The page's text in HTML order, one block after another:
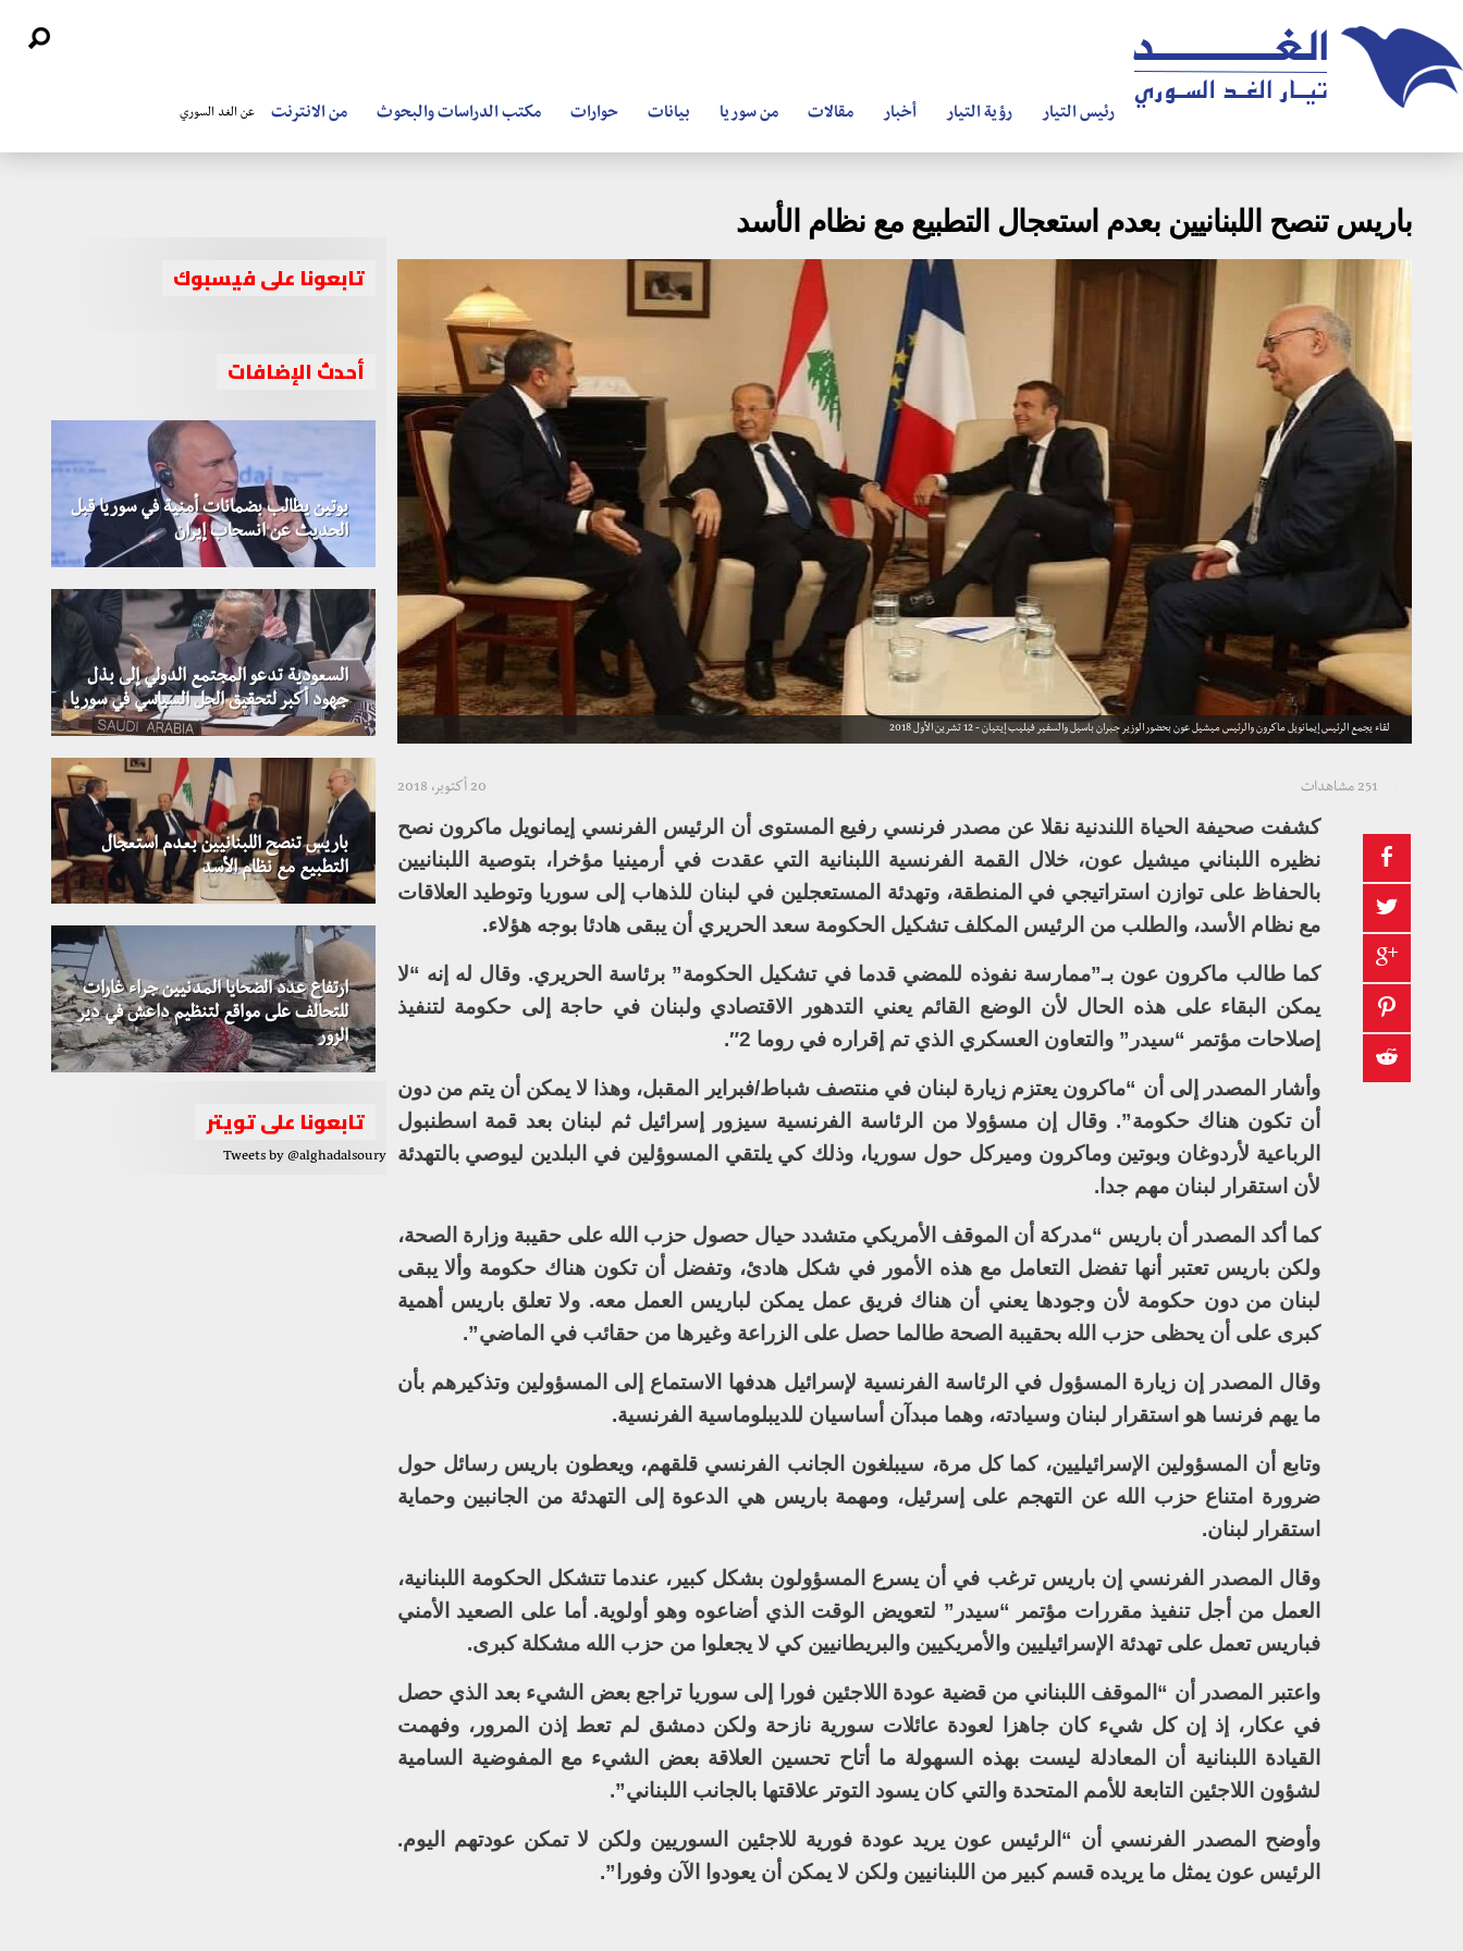
رئيس التيار رؤية التيار أخبار مقالات من سوريا بيانات حوارات مكتب الدراسات والبحوث من الانترنت عن الغد السوري
باريس تنصح اللبنانيين بعدم استعجال التطبيع مع نظام الأسد
لقاء يجمع الرئيس إيمانويل ماكرون والرئيس ميشيل عون بحضور الوزير جبران باسيل والسفير فيليب إيتيان - 12 تشرين الأول 2018
20 أكتوبر، 2018 251 مشاهدات
كشفت صحيفة الحياة اللندنية نقلا عن مصدر فرنسي رفيع المستوى أن الرئيس الفرنسي إيمانويل ماكرون نصح
نظيره اللبناني ميشيل عون، خلال القمة الفرنسية اللبنانية التي عقدت في أرمينيا مؤخرا، بتوصية اللبنانيين
بالحفاظ على توازن استراتيجي في المنطقة، وتهدئة المستعجلين في لبنان للذهاب إلى سوريا وتوطيد العلاقات
مع نظام الأسد، والطلب من الرئيس المكلف تشكيل الحكومة سعد الحريري أن يبقى هادئا بوجه هؤلاء.
كما طالب ماكرون عون بـ”ممارسة نفوذه للمضي قدما في تشكيل الحكومة” برئاسة الحريري. وقال له إنه “لا
يمكن البقاء على هذه الحال لأن الوضع القائم يعني التدهور الاقتصادي ولبنان في حاجة إلى حكومة لتنفيذ
إصلاحات مؤتمر “سيدر” والتعاون العسكري الذي تم إقراره في روما 2″.
وأشار المصدر إلى أن “ماكرون يعتزم زيارة لبنان في منتصف شباط/فبراير المقبل، وهذا لا يمكن أن يتم من دون
أن تكون هناك حكومة”. وقال إن مسؤولا من الرئاسة الفرنسية سيزور إسرائيل ثم لبنان بعد قمة اسطنبول
الرباعية لأردوغان وبوتين وماكرون وميركل حول سوريا، وذلك كي يلتقي المسوؤلين في البلدين ليوصي بالتهدئة
لأن استقرار لبنان مهم جدا.
كما أكد المصدر أن باريس “مدركة أن الموقف الأمريكي متشدد حيال حصول حزب الله على حقيبة وزارة الصحة،
ولكن باريس تعتبر أنها تفضل التعامل مع هذه الأمور في شكل هادئ، وتفضل أن تكون هناك حكومة وألا يبقى
لبنان من دون حكومة لأن وجودها يعني أن هناك فريق عمل يمكن لباريس العمل معه. ولا تعلق باريس أهمية
كبرى على أن يحظى حزب الله بحقيبة الصحة طالما حصل على الزراعة وغيرها من حقائب في الماضي”.
وقال المصدر إن زيارة المسؤول في الرئاسة الفرنسية لإسرائيل هدفها الاستماع إلى المسؤولين وتذكيرهم بأن
ما يهم فرنسا هو استقرار لبنان وسيادته، وهما مبدآن أساسيان للديبلوماسية الفرنسية.
وتابع أن المسؤولين الإسرائيليين، كما كل مرة، سيبلغون الجانب الفرنسي قلقهم، ويعطون باريس رسائل حول
ضرورة امتناع حزب الله عن التهجم على إسرئيل، ومهمة باريس هي الدعوة إلى التهدئة من الجانبين وحماية
استقرار لبنان.
وقال المصدر الفرنسي إن باريس ترغب في أن يسرع المسؤولون بشكل كبير، عندما تتشكل الحكومة اللبنانية،
العمل من أجل تنفيذ مقررات مؤتمر “سيدر” لتعويض الوقت الذي أضاعوه وهو أولوية. أما على الصعيد الأمني
فباريس تعمل على تهدئة الإسرائيليين والأمريكيين والبريطانيين كي لا يجعلوا من حزب الله مشكلة كبرى.
واعتبر المصدر أن “الموقف اللبناني من قضية عودة اللاجئين فورا إلى سوريا تراجع بعض الشيء بعد الذي حصل
في عكار، إذ إن كل شيء كان جاهزا لعودة عائلات سورية نازحة ولكن دمشق لم تعط إذن المرور، وفهمت
القيادة اللبنانية أن المعادلة ليست بهذه السهولة ما أتاح تحسين العلاقة بعض الشيء مع المفوضية السامية
لشؤون اللاجئين التابعة للأمم المتحدة والتي كان يسود التوتر علاقتها بالجانب اللبناني”.
وأوضح المصدر الفرنسي أن “الرئيس عون يريد عودة فورية للاجئين السوريين ولكن لا تمكن عودتهم اليوم.
الرئيس عون يمثل ما يريده قسم كبير من اللبنانيين ولكن لا يمكن أن يعودوا الآن وفورا”.
تابعونا على فيسبوك
أحدث الإضافات
بوتين يطالب بضمانات أمنية في سوريا قبل
الحديث عن انسحاب إيران
السعودية تدعو المجتمع الدولي إلى بذل
جهود أكبر لتحقيق الحل السياسي في سوريا
باريس تنصح اللبنانيين بعدم استعجال
التطبيع مع نظام الأسد
ارتفاع عدد الضحايا المدنيين جراء غارات
للتحالف على مواقع لتنظيم داعش في دير
الزور
تابعونا على تويتر
Tweets by @alghadalsoury